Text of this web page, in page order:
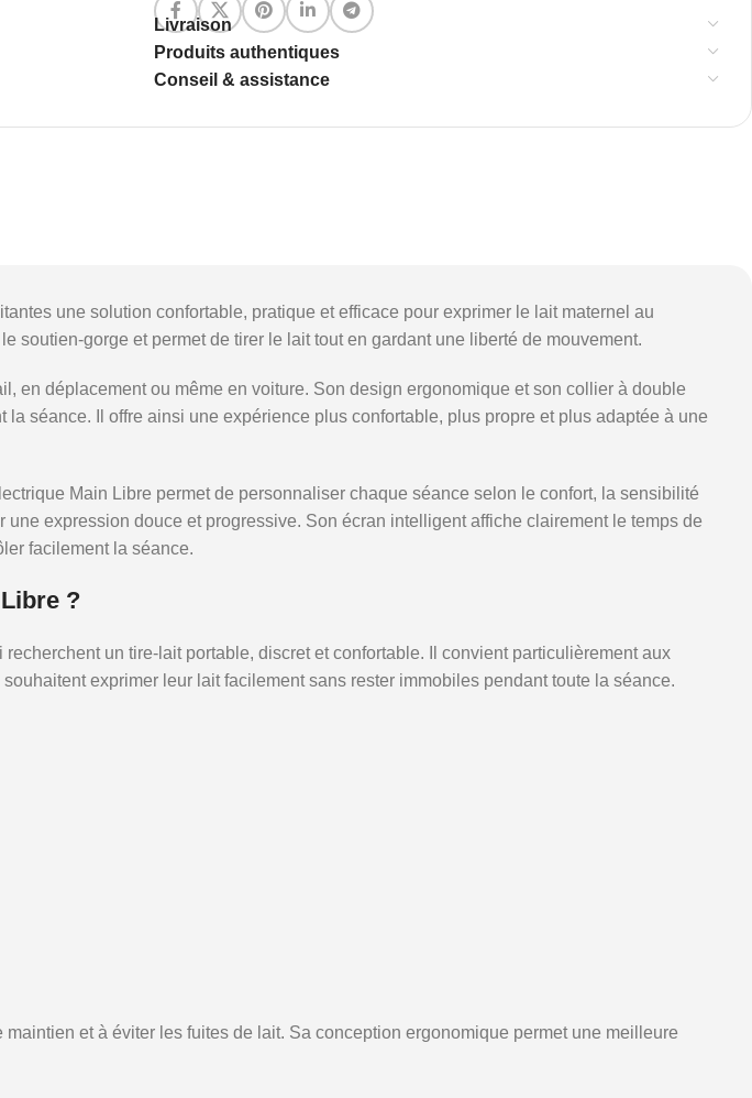
Livraison
Produits authentiques
Conseil & assistance
une solution confortable, pratique et efficace pour exprimer le lait maternel au
soutien-gorge et permet de tirer le lait tout en gardant une liberté de mouvement.
en déplacement ou même en voiture. Son design ergonomique et son collier à double
séance. Il offre ainsi une expérience plus confortable, plus propre et plus adaptée à une
Main Libre permet de personnaliser chaque séance selon le confort, la sensibilité
expression douce et progressive. Son écran intelligent affiche clairement le temps de
facilement la séance.
?
un tire-lait portable, discret et confortable. Il convient particulièrement aux
exprimer leur lait facilement sans rester immobiles pendant toute la séance.
et à éviter les fuites de lait. Sa conception ergonomique permet une meilleure